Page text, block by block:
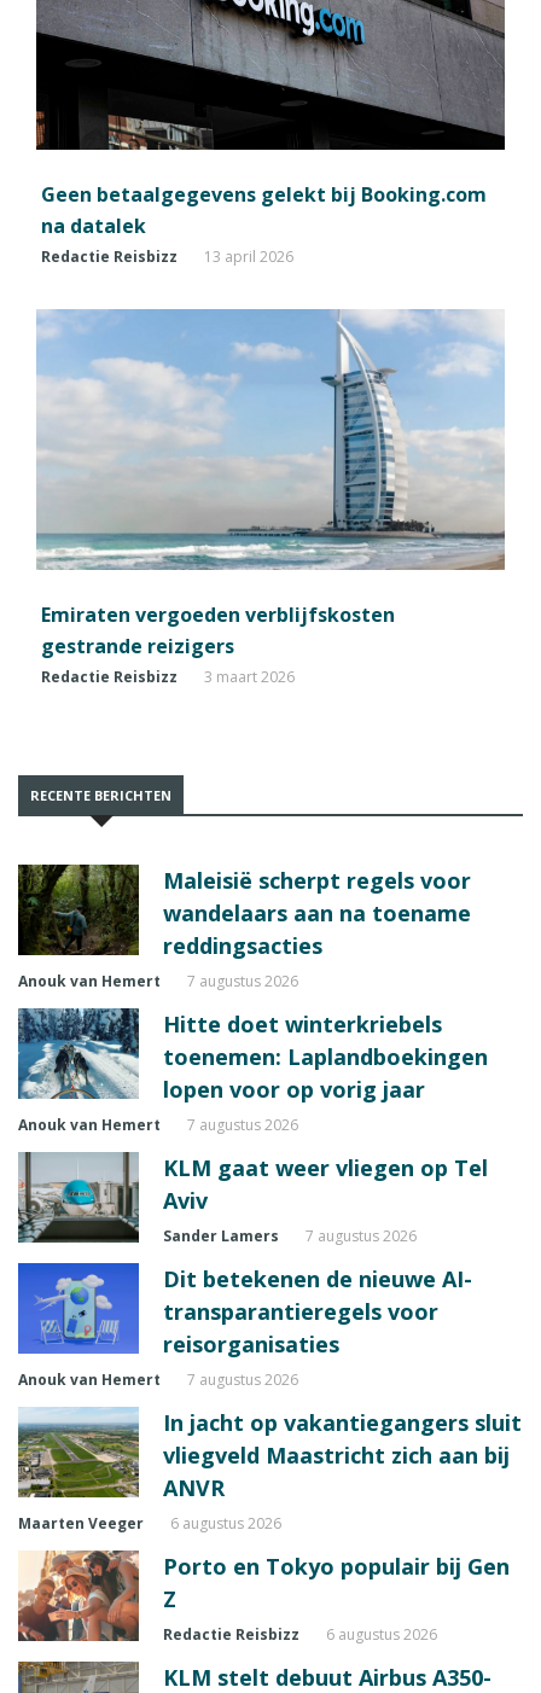
Geen betaalgegevens gelekt bij Booking.com
na datalek
Redactie Reisbizz 13 april 2026
Emiraten vergoeden verblijfskosten
gestrande reizigers
Redactie Reisbizz 3 maart 2026
RECENTE BERICHTEN
Maleisië scherpt regels voor
wandelaars aan na toename
reddingsacties
Anouk van Hemert 7 augustus 2026
Hitte doet winterkriebels
toenemen: Laplandboekingen
lopen voor op vorig jaar
Anouk van Hemert 7 augustus 2026
KLM gaat weer vliegen op Tel
Aviv
Sander Lamers 7 augustus 2026
Dit betekenen de nieuwe AI-
transparantieregels voor
reisorganisaties
Anouk van Hemert 7 augustus 2026
In jacht op vakantiegangers sluit
vliegveld Maastricht zich aan bij
ANVR
Maarten Veeger 6 augustus 2026
Porto en Tokyo populair bij Gen
Z
Redactie Reisbizz 6 augustus 2026
KLM stelt debuut Airbus A350-